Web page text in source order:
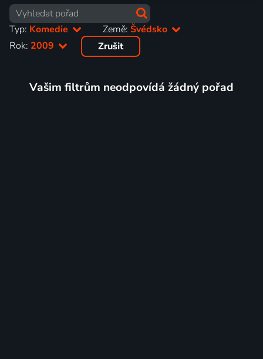
Typ: Komedie Země:Švédsko
Rok: 2009 Zrušit
Vašim filtrům neodpovídá žádný pořad